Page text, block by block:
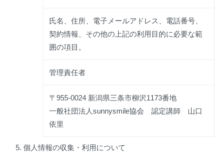
氏名、住所、電子メールアドレス、電話番号、
契約情報、その他の上記の利用目的に必要な範
囲の項目。
管理責任者
〒955-0024 新潟県三条市柳沢1173番地
一般社団法人sunnysmile協会 認定講師 山口
依里
個人情報の収集・利用について